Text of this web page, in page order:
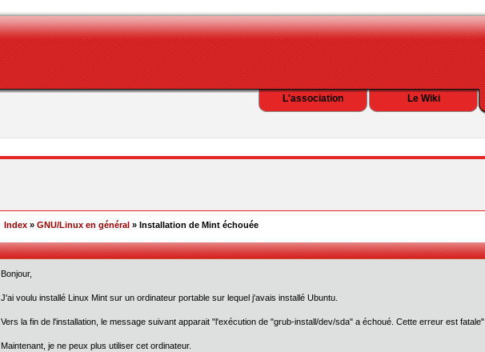
Le Wiki
L'association
Index » GNU/Linux en général » Installation de Mint échouée
Bonjour,
J'ai voulu installé Linux Mint sur un ordinateur portable sur lequel j'avais installé Ubuntu.
Vers la fin de l'installation, le message suivant apparait "l'exécution de "grub-install/dev/sda" a échoué. Cette erreur est fatale".
Maintenant, je ne peux plus utiliser cet ordinateur.